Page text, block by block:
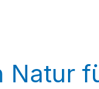
Natur